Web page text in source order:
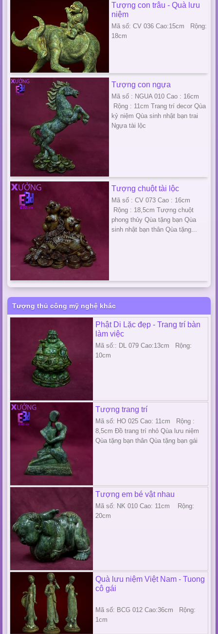
Tượng con trâu - Quà lưu
niệm
Mã số: CV 036 Cao:15cm Rộng:
18cm
Tượng con ngựa
Mã số : NGUA 010 Cao : 16cm
Rộng : 11cm Trang trí decor Qùa
kỷ niệm Qùa sinh nhật bạn trai
Ngựa tài lộc
Tượng chuột tài lộc
Mã số : CV 073 Cao : 16cm
Rộng : 18,5cm Tượng chuột
phong thủy Qùa tặng bạn Qùa
sinh nhật bạn thân Qùa tặng...
Tượng thủ công mỹ nghệ khác
Phật Di Lặc đẹp - Trang trí bàn
làm việc
Mã số:: DL 079 Cao:13cm Rộng:
10cm
Tượng trang trí
Mã số: HO 025 Cao: 11cm Rộng :
8,5cm Đồ trang trí nhỏ Qùa lưu niệm
Qùa tặng bạn thân Qùa tặng bạn gái
Tượng em bé vật nhau
Mã số: NK 010 Cao: 11cm Rộng:
20cm
Quà lưu niệm Việt Nam - Tuong
cô gái
Mã số: BCG 012 Cao:36cm Rộng:
1cm